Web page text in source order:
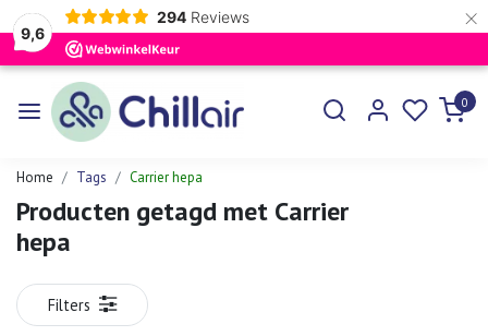
9,6
294 Reviews ×
0
Home Tags Carrier hepa
Producten getagd met Carrier
hepa
Filters